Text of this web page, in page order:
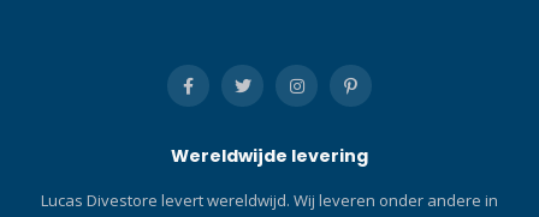
warmte en voorkomt
opstropen. Stretch zak met
bovenarm voor sleutel of ID.
vergemakkelijken het
Wereldwijde levering
Lucas Divestore levert wereldwijd. Wij leveren onder andere in